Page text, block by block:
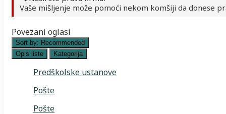
Vaše mišljenje može pomoći nekom komšiji da donese
Povezani oglasi
Sort by: Recommended
Opis liste
Kategorija
Predškolske ustanove
Pošte
Pošte